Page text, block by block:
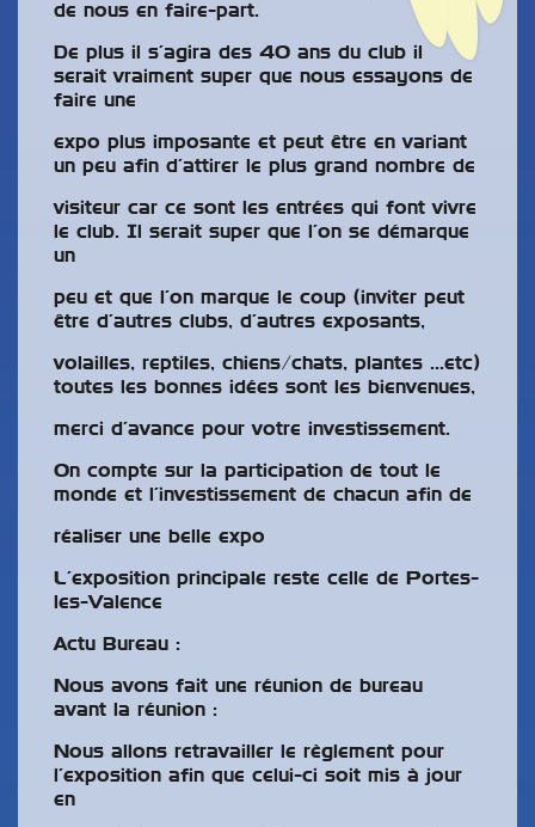
de nous en faire-part.
De plus il s’agira des 40 ans du club il
serait vraiment super que nous essayons de
faire une
expo plus imposante et peut être en variant
un peu afin d’attirer le plus grand nombre de
visiteur car ce sont les entrées qui font vivre
le club. Il serait super que l’on se démarque
un
peu et que l’on marque le coup (inviter peut
être d’autres clubs, d’autres exposants,
volailles, reptiles, chiens/chats, plantes …etc)
toutes les bonnes idées sont les bienvenues,
merci d’avance pour votre investissement.
On compte sur la participation de tout le
monde et l’investissement de chacun afin de
réaliser une belle expo
L’exposition principale reste celle de Portes-
les-Valence
Actu Bureau :
Nous avons fait une réunion de bureau
avant la réunion :
Nous allons retravailler le règlement pour
l’exposition afin que celui-ci soit mis à jour
en